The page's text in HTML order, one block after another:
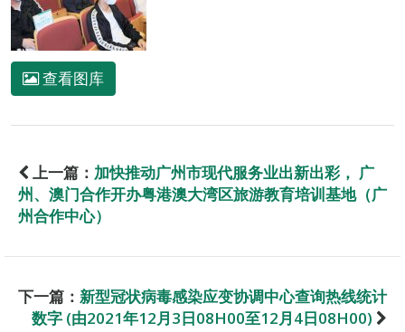
查看图库
上一篇： 加快推动广州市现代服务业出新出彩， 广
州、澳门合作开办粤港澳大湾区旅游教育培训基地（广
州合作中心）
下一篇： 新型冠状病毒感染应变协调中心查询热线统计
数字 (由2021年12月3日08H00至12月4日08H00)